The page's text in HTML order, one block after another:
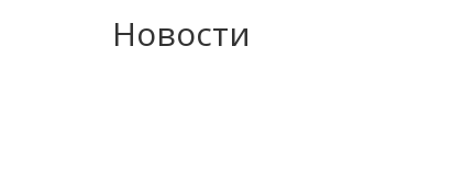
Новости